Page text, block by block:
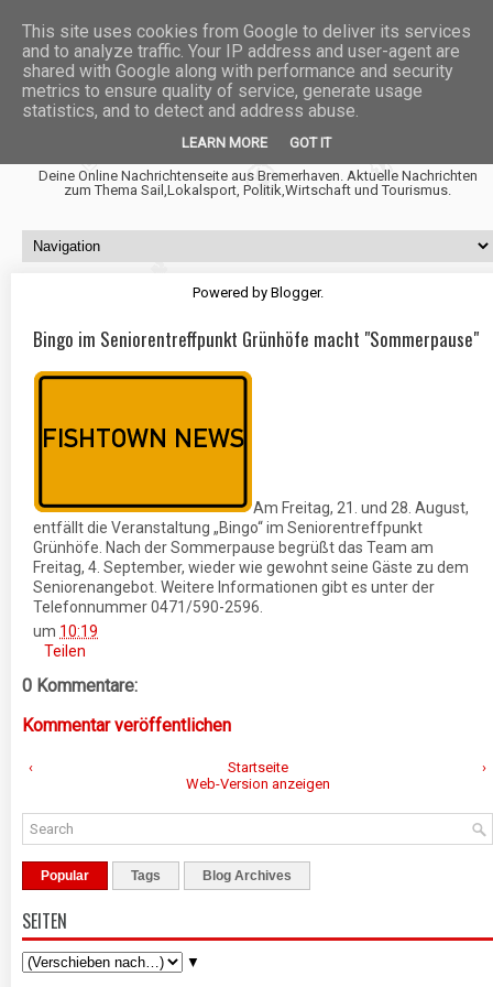
Fischtown News
Deine Online Nachrichtenseite aus Bremerhaven. Aktuelle Nachrichten
zum Thema Sail,Lokalsport, Politik,Wirtschaft und Tourismus.
Powered by Blogger.
Bingo im Seniorentreffpunkt Grünhöfe macht "Sommerpause"
Am Freitag, 21. und 28. August,
entfällt die Veranstaltung „Bingo“ im Seniorentreffpunkt
Grünhöfe. Nach der Sommerpause begrüßt das Team am
Freitag, 4. September, wieder wie gewohnt seine Gäste zu dem
Seniorenangebot. Weitere Informationen gibt es unter der
Telefonnummer 0471/590-2596.
um 10:19
Teilen
0 Kommentare:
Kommentar veröffentlichen
‹ ›
Startseite
Web-Version anzeigen
Popular Tags Blog Archives
SEITEN
▼
This site uses cookies from Google to deliver its services
and to analyze traffic. Your IP address and user-agent are
shared with Google along with performance and security
metrics to ensure quality of service, generate usage
statistics, and to detect and address abuse.
LEARN MORE GOT IT